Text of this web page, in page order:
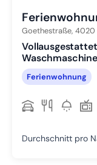
Goethestraße, 4020
Waschmaschine
Ferienwohnung
Durchschnitt pro